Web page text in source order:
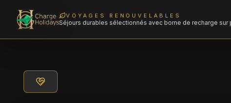
VOYAGES RENOUVELABLES
Séjours durables sélectionnés avec borne de recharge sur